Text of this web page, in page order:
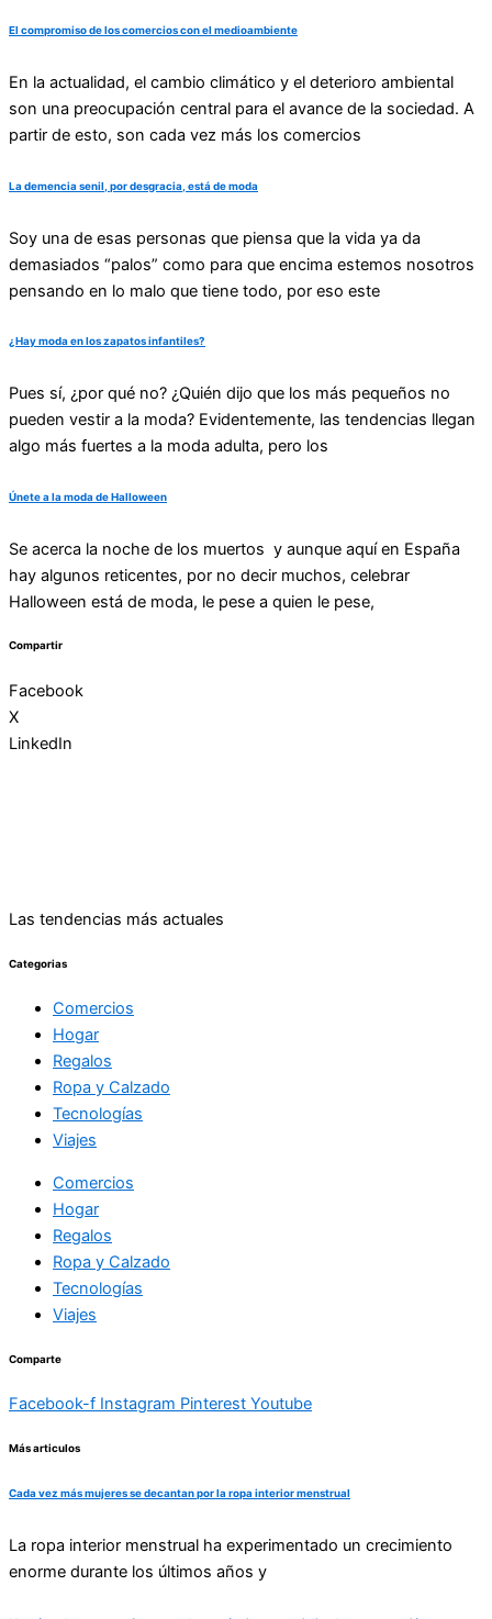
El compromiso de los comercios con el medioambiente
En la actualidad, el cambio climático y el deterioro ambiental
son una preocupación central para el avance de la sociedad. A
partir de esto, son cada vez más los comercios
La demencia senil, por desgracia, está de moda
Soy una de esas personas que piensa que la vida ya da
demasiados “palos” como para que encima estemos nosotros
pensando en lo malo que tiene todo, por eso este
¿Hay moda en los zapatos infantiles?
Pues sí, ¿por qué no? ¿Quién dijo que los más pequeños no
pueden vestir a la moda? Evidentemente, las tendencias llegan
algo más fuertes a la moda adulta, pero los
Únete a la moda de Halloween
Se acerca la noche de los muertos y aunque aquí en España
hay algunos reticentes, por no decir muchos, celebrar
Halloween está de moda, le pese a quien le pese,
Compartir
Facebook
X
LinkedIn
Las tendencias más actuales
Categorias
Comercios
Hogar
Regalos
Ropa y Calzado
Tecnologías
Viajes
Comercios
Hogar
Regalos
Ropa y Calzado
Tecnologías
Viajes
Comparte
Facebook-f Instagram Pinterest Youtube
Más articulos
Cada vez más mujeres se decantan por la ropa interior menstrual
La ropa interior menstrual ha experimentado un crecimiento
enorme durante los últimos años y